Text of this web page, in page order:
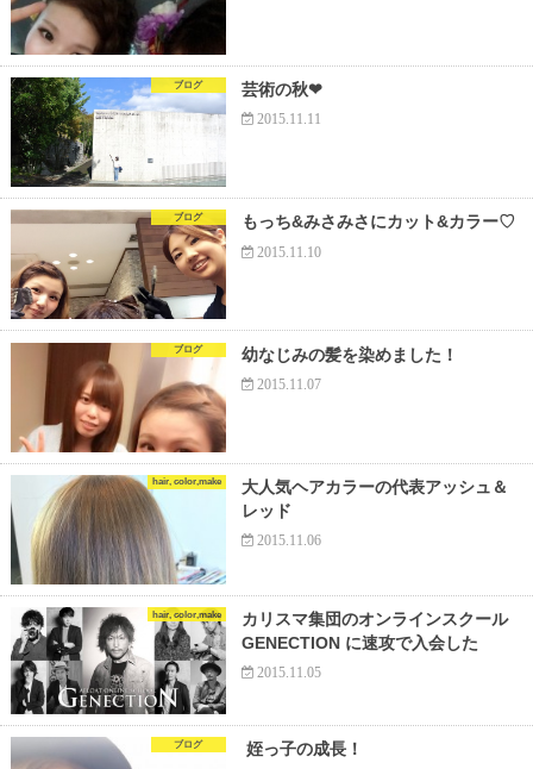
ブログ 芸術の秋❤︎
2015.11.11
ブログ もっち&みさみさにカット&カラー♡
2015.11.10
ブログ 幼なじみの髪を染めました！
2015.11.07
hair, color,make
大人気ヘアカラーの代表アッシュ＆
レッド
2015.11.06
hair, color,make
カリスマ集団のオンラインスクール
GENECTION に速攻で入会した
2015.11.05
ブログ 姪っ子の成長！